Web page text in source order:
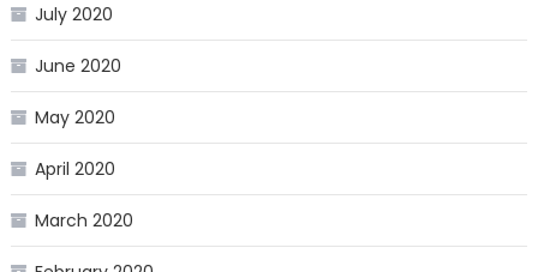
July 2020
June 2020
May 2020
April 2020
March 2020